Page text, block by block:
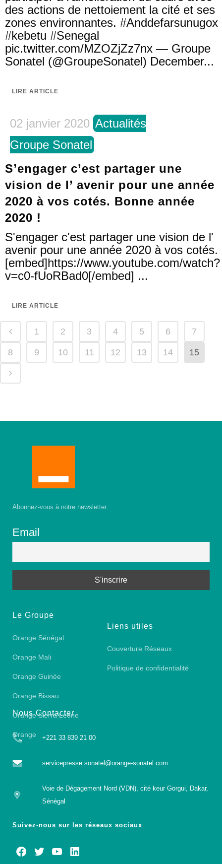
des actions de nettoiement la cité et ses
zones environnantes. #Anddefarsunugox
#kebetu #Senegal
pic.twitter.com/MZOZjZz7nx — Groupe
Sonatel (@GroupeSonatel) December...
LIRE ARTICLE
02 janvier 2020 Actualités
Groupe Sonatel
S’engager c’est partager une
vision de l’ avenir pour une année
2020 à vos cotés. Bonne année
2020 !
S'engager c'est partager une vision de l'
avenir pour une année 2020 à vos cotés.
[embed]https://www.youtube.com/watch?
v=c0-fUoRBad0[/embed] ...
LIRE ARTICLE
1 2 3 4 5 6 7
8 9 10 11 12 13 14 15
Abonnez-vous à notre newsletter
Email
Le Groupe
Orange Sénégal
Orange Mali
Orange Guinée
Orange Bissau
Orange Sierra Leone
Orange
Liens utiles
Couverture Réseaux
Politique de confidentialité
Nous Contacter
+221 33 839 21 00
servicepresse.sonatel@orange-sonatel.com
Voie de Dégagement Nord (VDN), cité keur Gorgui, Dakar,
Sénégal
Suivez-nous sur les réseaux sociaux